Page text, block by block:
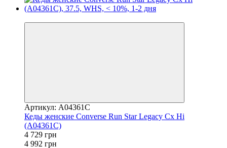
Артикул: A04361C
Кеды женские Converse Run Star Legacy Cx Hi
(A04361C)
4 729 грн
4 992 грн